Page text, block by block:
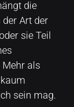
die
Art der
sie Teil
als
sein mag.